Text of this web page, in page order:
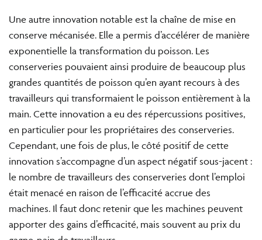
Une autre innovation notable est la chaîne de mise en
conserve mécanisée. Elle a permis d’accélérer de manière
exponentielle la transformation du poisson. Les
conserveries pouvaient ainsi produire de beaucoup plus
grandes quantités de poisson qu’en ayant recours à des
travailleurs qui transformaient le poisson entièrement à la
main. Cette innovation a eu des répercussions positives,
en particulier pour les propriétaires des conserveries.
Cependant, une fois de plus, le côté positif de cette
innovation s’accompagne d’un aspect négatif sous-jacent :
le nombre de travailleurs des conserveries dont l’emploi
était menacé en raison de l’efficacité accrue des
machines. Il faut donc retenir que les machines peuvent
apporter des gains d’efficacité, mais souvent au prix du